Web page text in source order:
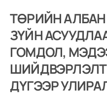
ТӨРИЙН
ЗҮЙН
ГОМДОЛ,
ШИЙДВЭРЛЭЛТ
ДҮГЭЭР